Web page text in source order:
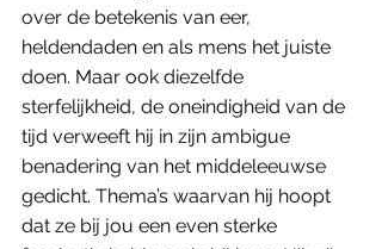
over de betekenis van eer,
heldendaden en als mens het juiste
doen. Maar ook diezelfde
sterfelijkheid, de oneindigheid van de
tijd verweeft hij in zijn ambigue
benadering van het middeleeuwse
gedicht. Thema’s waarvan hij hoopt
dat ze bij jou een even sterke